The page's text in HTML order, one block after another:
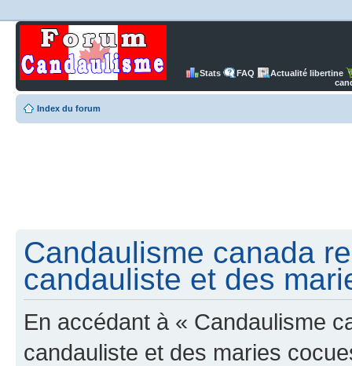
Stats FAQ
Actualité libertine
Index du forum
Candaulisme canada
candauliste et des
En accédant à « Candaulisme
candauliste et des maries